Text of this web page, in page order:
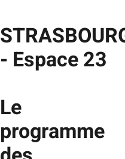
- Espace 23
Le
programme